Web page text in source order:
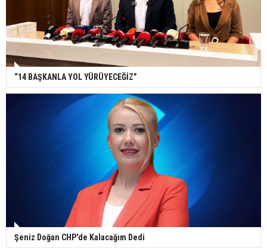
“14 BAŞKANLA YOL YÜRÜYECEĞİZ”
Şeniz Doğan CHP'de Kalacağım Dedi